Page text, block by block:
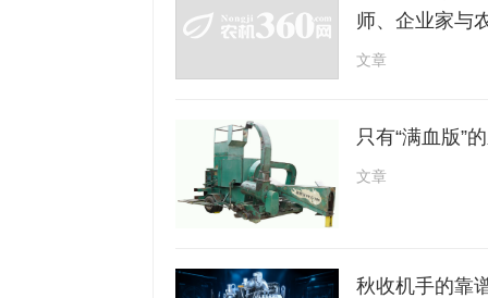
师、企业家与
文章
只有“满血版”
文章
秋收机手的靠